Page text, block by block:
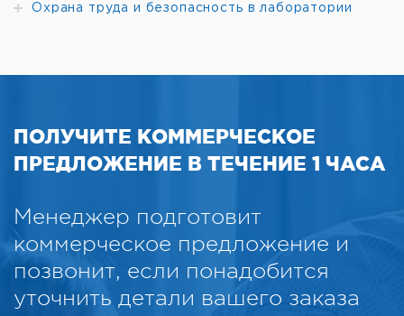
Охрана труда и безопасность в лаборатории
ПОЛУЧИТЕ КОММЕРЧЕСКОЕ
ПРЕДЛОЖЕНИЕ В ТЕЧЕНИЕ 1 ЧАСА
Менеджер подготовит
коммерческое предложение и
позвонит, если понадобится
уточнить детали вашего заказа